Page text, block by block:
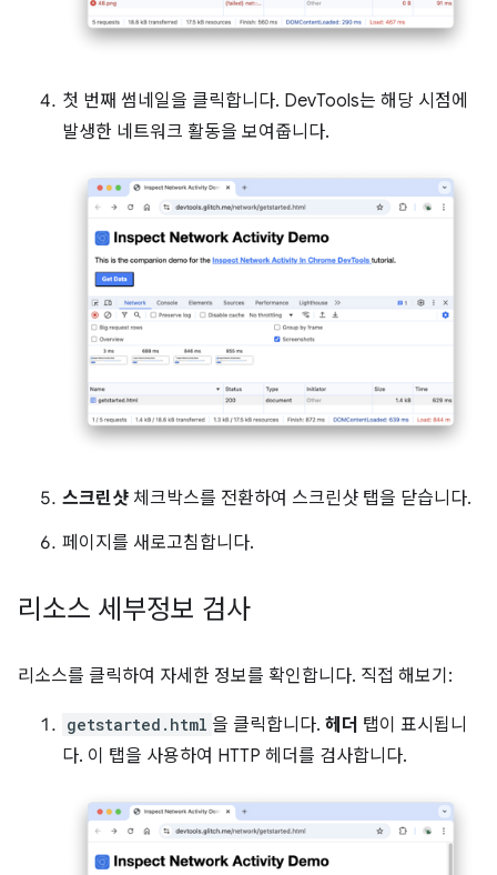
첫 번째 썸네일을 클릭합니다. DevTools는 해당 시점에
발생한 네트워크 활동을 보여줍니다.
스크린샷 체크박스를 전환하여 스크린샷 탭을 닫습니다.
페이지를 새로고침합니다.
리소스 세부정보 검사
리소스를 클릭하여 자세한 정보를 확인합니다. 직접 해보기:
getstarted.html 을 클릭합니다. 헤더 탭이 표시됩니
다. 이 탭을 사용하여 HTTP 헤더를 검사합니다.